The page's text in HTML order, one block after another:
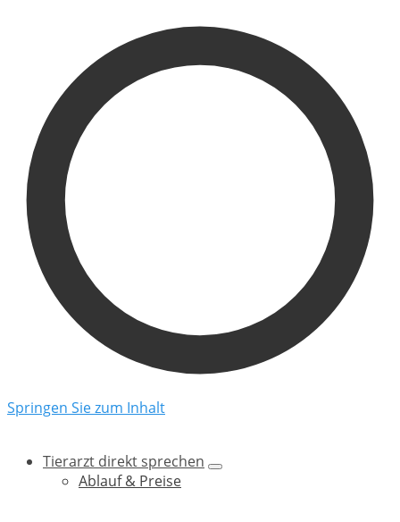
Springen Sie zum Inhalt
Tierarzt direkt sprechen
Ablauf & Preise